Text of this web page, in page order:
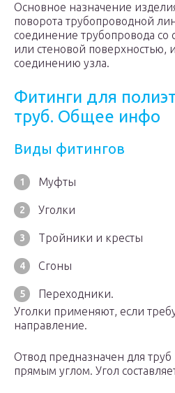
Основное назначение
поворота трубопроводной
соединение трубопровода
или стеновой поверхностью,
соединению узла.
Фитинги для
труб. Общее инфо
Виды фитингов
Муфты
Уголки
Тройники и кресты
Сгоны
Переходники.
Уголки применяют, если
направление.
Отвод предназначен для
прямым углом. Угол